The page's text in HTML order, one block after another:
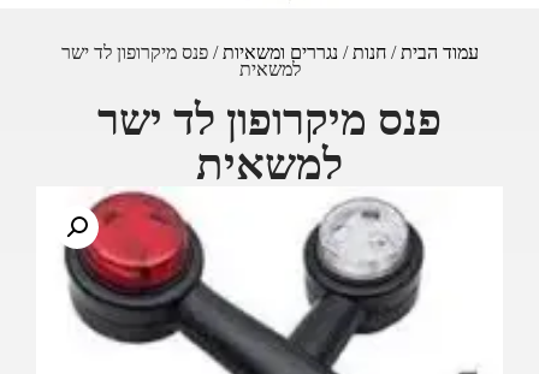
עמוד הבית/חנות/נגררים ומשאיות/ פנס מיקרופון לד ישר
למשאית
פנס מיקרופון לד ישר
למשאית